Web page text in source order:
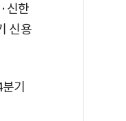
신한
신용
기